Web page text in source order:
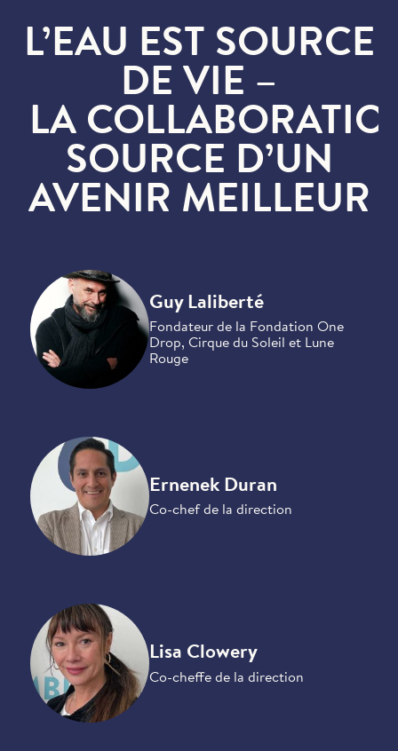
L’EAU EST SOURCE
DE VIE –
LA
SOURCE D’UN
AVENIR MEILLEUR
Guy Laliberté
Fondateur de la Fondation One
Drop, Cirque du Soleil et Lune
Rouge
Ernenek Duran
Co-chef de la direction
Lisa Clowery
Co-cheffe de la direction